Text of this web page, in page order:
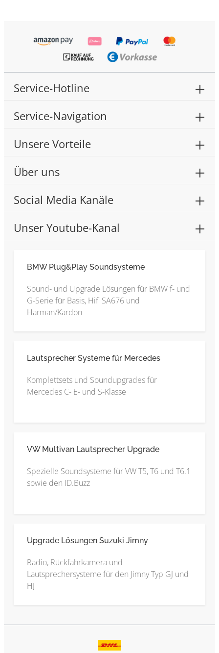
Service-Hotline
Service-Navigation
Unsere Vorteile
Über uns
Social Media Kanäle
Unser Youtube-Kanal
BMW Plug&Play Soundsysteme
Sound- und Upgrade Lösungen für BMW f- und
G-Serie für Basis, Hifi SA676 und
Harman/Kardon
Lautsprecher Systeme für Mercedes
Komplettsets und Soundupgrades für
Mercedes C- E- und S-Klasse
VW Multivan Lautsprecher Upgrade
Spezielle Soundsysteme für VW T5, T6 und T6.1
sowie den ID.Buzz
Upgrade Lösungen Suzuki Jimny
Radio, Rückfahrkamera und
Lautsprechersysteme für den Jimny Typ GJ und
HJ